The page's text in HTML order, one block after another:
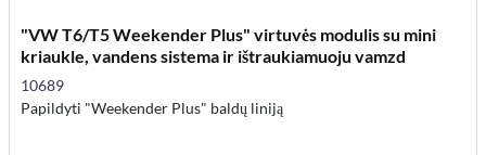
"VW T6/T5 Weekender Plus" virtuvės modulis su mini
kriaukle, vandens sistema ir ištraukiamuoju vamzd
10689
Papildyti "Weekender Plus" baldų liniją